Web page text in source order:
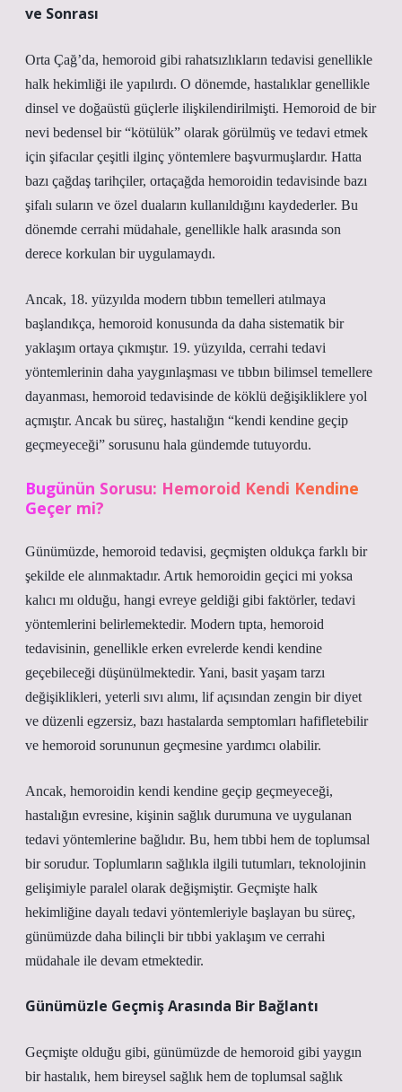
ve Sonrası
Orta Çağ’da, hemoroid gibi rahatsızlıkların tedavisi genellikle
halk hekimliği ile yapılırdı. O dönemde, hastalıklar genellikle
dinsel ve doğaüstü güçlerle ilişkilendirilmişti. Hemoroid de bir
nevi bedensel bir “kötülük” olarak görülmüş ve tedavi etmek
için şifacılar çeşitli ilginç yöntemlere başvurmuşlardır. Hatta
bazı çağdaş tarihçiler, ortaçağda hemoroidin tedavisinde bazı
şifalı suların ve özel duaların kullanıldığını kaydederler. Bu
dönemde cerrahi müdahale, genellikle halk arasında son
derece korkulan bir uygulamaydı.
Ancak, 18. yüzyılda modern tıbbın temelleri atılmaya
başlandıkça, hemoroid konusunda da daha sistematik bir
yaklaşım ortaya çıkmıştır. 19. yüzyılda, cerrahi tedavi
yöntemlerinin daha yaygınlaşması ve tıbbın bilimsel temellere
dayanması, hemoroid tedavisinde de köklü değişikliklere yol
açmıştır. Ancak bu süreç, hastalığın “kendi kendine geçip
geçmeyeceği” sorusunu hala gündemde tutuyordu.
Bugünün Sorusu: Hemoroid Kendi Kendine
Geçer mi?
Günümüzde, hemoroid tedavisi, geçmişten oldukça farklı bir
şekilde ele alınmaktadır. Artık hemoroidin geçici mi yoksa
kalıcı mı olduğu, hangi evreye geldiği gibi faktörler, tedavi
yöntemlerini belirlemektedir. Modern tıpta, hemoroid
tedavisinin, genellikle erken evrelerde kendi kendine
geçebileceği düşünülmektedir. Yani, basit yaşam tarzı
değişiklikleri, yeterli sıvı alımı, lif açısından zengin bir diyet
ve düzenli egzersiz, bazı hastalarda semptomları hafifletebilir
ve hemoroid sorununun geçmesine yardımcı olabilir.
Ancak, hemoroidin kendi kendine geçip geçmeyeceği,
hastalığın evresine, kişinin sağlık durumuna ve uygulanan
tedavi yöntemlerine bağlıdır. Bu, hem tıbbi hem de toplumsal
bir sorudur. Toplumların sağlıkla ilgili tutumları, teknolojinin
gelişimiyle paralel olarak değişmiştir. Geçmişte halk
hekimliğine dayalı tedavi yöntemleriyle başlayan bu süreç,
günümüzde daha bilinçli bir tıbbi yaklaşım ve cerrahi
müdahale ile devam etmektedir.
Günümüzle Geçmiş Arasında Bir Bağlantı
Geçmişte olduğu gibi, günümüzde de hemoroid gibi yaygın
bir hastalık, hem bireysel sağlık hem de toplumsal sağlık